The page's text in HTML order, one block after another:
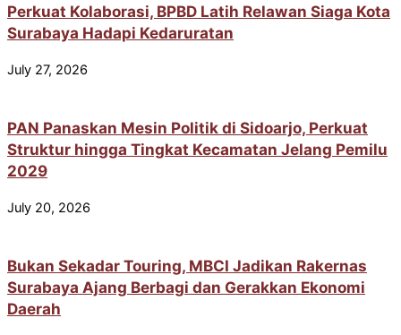
Perkuat Kolaborasi, BPBD Latih Relawan Siaga Kota
Surabaya Hadapi Kedaruratan
July 27, 2026
PAN Panaskan Mesin Politik di Sidoarjo, Perkuat
Struktur hingga Tingkat Kecamatan Jelang Pemilu
2029
July 20, 2026
Bukan Sekadar Touring, MBCI Jadikan Rakernas
Surabaya Ajang Berbagi dan Gerakkan Ekonomi
Daerah